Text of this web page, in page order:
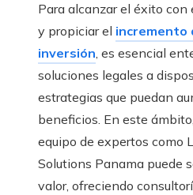
Para alcanzar el éxito con
y propiciar el incremento
inversión, es esencial
soluciones legales a
estrategias que puedan
beneficios. En este
equipo de expertos como
Solutions Panama puede
valor, ofreciendo